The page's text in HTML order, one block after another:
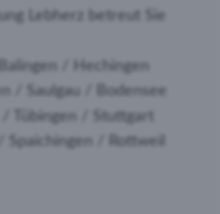
Lebherz betreut Sie
/ Hechingen
/ Saulgau / Bodensee
Tübingen / Stuttgart
Spaichingen / Rottweil